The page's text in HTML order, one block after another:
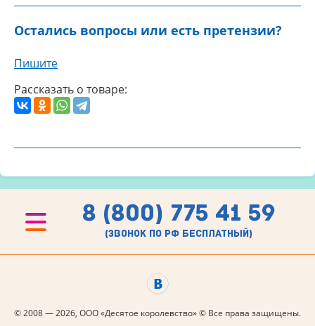
Остались вопросы или есть претензии?
Пишите
Рассказать о товаре:
8 (800) 775 41 59
(звонок по рф бесплатный)
© 2008 — 2026, ООО «Десятое королевство» © Все права защищены.